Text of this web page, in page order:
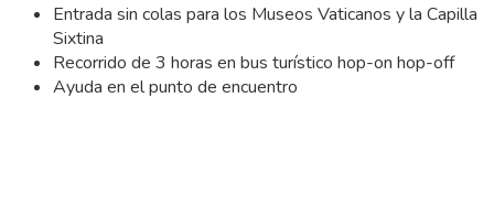
Entrada sin colas para los Museos Vaticanos y la Capilla
Sixtina
Recorrido de 3 horas en bus turístico hop-on hop-off
Ayuda en el punto de encuentro